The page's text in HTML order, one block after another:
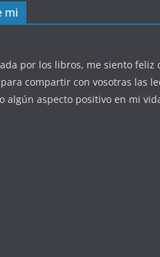
mi
por los libros, me siento feliz
compartir con vosotras las
algún aspecto positivo en mi